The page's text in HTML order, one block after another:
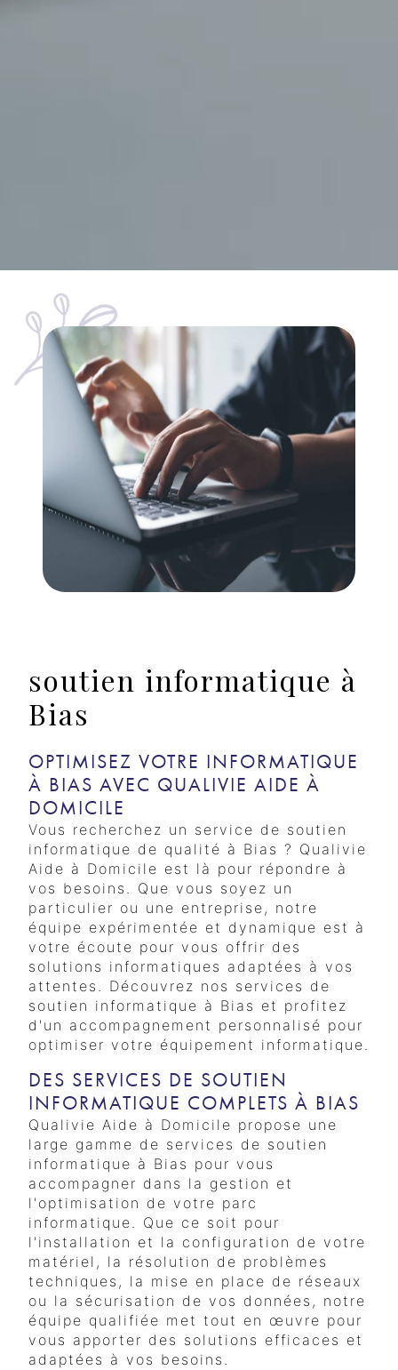
soutien informatique à
Bias
OPTIMISEZ VOTRE INFORMATIQUE
À BIAS AVEC QUALIVIE AIDE À
DOMICILE
Vous recherchez un service de soutien
informatique de qualité à Bias ? Qualivie
Aide à Domicile est là pour répondre à
vos besoins. Que vous soyez un
particulier ou une entreprise, notre
équipe expérimentée et dynamique est à
votre écoute pour vous offrir des
solutions informatiques adaptées à vos
attentes. Découvrez nos services de
soutien informatique à Bias et profitez
d'un accompagnement personnalisé pour
optimiser votre équipement informatique.
DES SERVICES DE SOUTIEN
INFORMATIQUE COMPLETS À BIAS
Qualivie Aide à Domicile propose une
large gamme de services de soutien
informatique à Bias pour vous
accompagner dans la gestion et
l'optimisation de votre parc
informatique. Que ce soit pour
l'installation et la configuration de votre
matériel, la résolution de problèmes
techniques, la mise en place de réseaux
ou la sécurisation de vos données, notre
équipe qualifiée met tout en œuvre pour
vous apporter des solutions efficaces et
adaptées à vos besoins.